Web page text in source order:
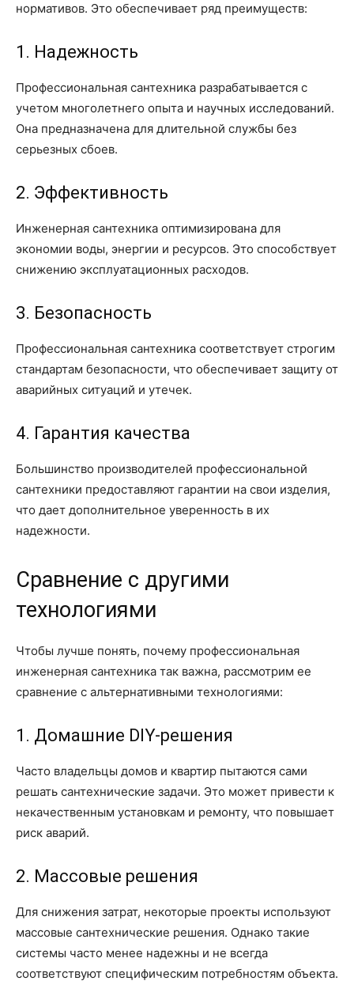
нормативов. Это обеспечивает ряд преимуществ:
1. Надежность
Профессиональная сантехника разрабатывается с
учетом многолетнего опыта и научных исследований.
Она предназначена для длительной службы без
серьезных сбоев.
2. Эффективность
Инженерная сантехника оптимизирована для
экономии воды, энергии и ресурсов. Это способствует
снижению эксплуатационных расходов.
3. Безопасность
Профессиональная сантехника соответствует строгим
стандартам безопасности, что обеспечивает защиту от
аварийных ситуаций и утечек.
4. Гарантия качества
Большинство производителей профессиональной
сантехники предоставляют гарантии на свои изделия,
что дает дополнительное уверенность в их
надежности.
Сравнение с другими
технологиями
Чтобы лучше понять, почему профессиональная
инженерная сантехника так важна, рассмотрим ее
сравнение с альтернативными технологиями:
1. Домашние DIY-решения
Часто владельцы домов и квартир пытаются сами
решать сантехнические задачи. Это может привести к
некачественным установкам и ремонту, что повышает
риск аварий.
2. Массовые решения
Для снижения затрат, некоторые проекты используют
массовые сантехнические решения. Однако такие
системы часто менее надежны и не всегда
соответствуют специфическим потребностям объекта.